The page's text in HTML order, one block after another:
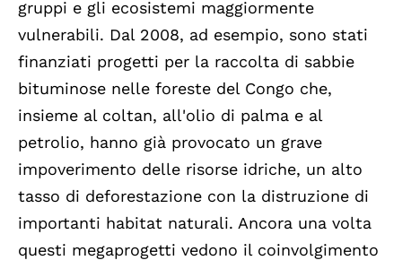
gruppi e gli ecosistemi maggiormente
vulnerabili. Dal 2008, ad esempio, sono stati
finanziati progetti per la raccolta di sabbie
bituminose nelle foreste del Congo che,
insieme al coltan, all'olio di palma e al
petrolio, hanno già provocato un grave
impoverimento delle risorse idriche, un alto
tasso di deforestazione con la distruzione di
importanti habitat naturali. Ancora una volta
questi megaprogetti vedono il coinvolgimento